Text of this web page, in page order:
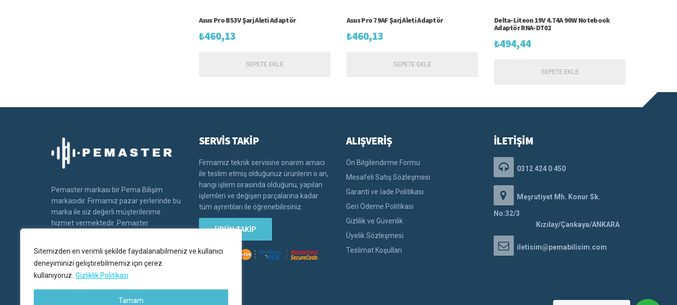
Sitemizden en verimli şekilde faydalanabilmeniz ve kullanıcı
deneyiminizi geliştirebilmemiz için çerez
kullanıyoruz. Gizliklik Politikası
Tamam
Asus Pro B53V Şarj Aleti Adaptör
₺460,13
SEPETE EKLE
Asus Pro 79AF Şarj Aleti Adaptör
₺460,13
SEPETE EKLE
Delta-Liteon 19V 4.74A 90W Notebook
Adaptör RNA-DT02
₺494,44
SEPETE EKLE
Pemaster markası bir Pema Bilişim
markasıdır. Firmamız pazar yerlerinde bu
marka ile siz değerli müşterilerime
hizmet vermektedir. Pemaster
SERVİS TAKİP
Firmamız teknik servisine onarım amacı
ile teslim etmiş olduğunuz ürünlerin o an,
hangi işlem sırasında olduğunu, yapılan
işlemleri ve değişen parçalarına kadar
tüm ayrıntıları ile öğrenebilirsiniz.
ÜRÜN TAKİP
ALIŞVERİŞ
Ön Bilgilendirme Formu
Mesafeli Satış Sözleşmesi
Garanti ve İade Politikası
Geri Ödeme Politikası
Gizlilik ve Güvenlik
Üyelik Sözleşmesi
Teslimat Koşulları
İLETİŞİM
0312 424 0 450
Meşrutiyet Mh. Konur Sk.
No:32/3
Kızılay/Çankaya/ANKARA
iletisim@pemabilisim.com